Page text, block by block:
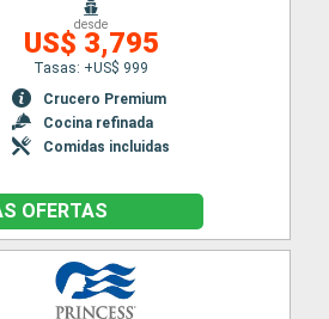
desde
US$ 3,795
Tasas: +US$ 999
Crucero Premium
Cocina refinada
Comidas incluidas
OFERTAS